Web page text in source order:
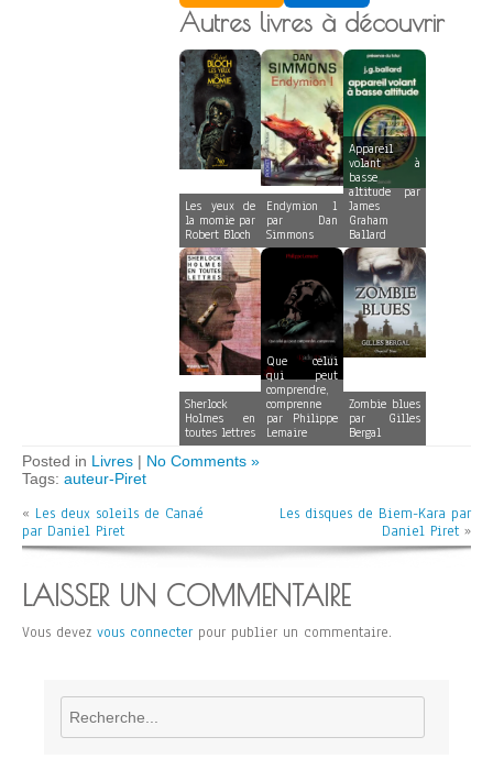
Autres livres à découvrir
Les yeux de
la momie par
Robert Bloch
Endymion 1
par Dan
Simmons
Appareil
volant à
basse
altitude par
James
Graham
Ballard
Sherlock
Holmes en
toutes lettres
Que celui
qui peut
comprendre,
comprenne
par Philippe
Lemaire
Zombie blues
par Gilles
Bergal
Posted in Livres | No Comments »
Tags: auteur-Piret
« Les deux soleils de Canaé
par Daniel Piret
Les disques de Biem-Kara par
Daniel Piret »
LAISSER UN COMMENTAIRE
Vous devez vous connecter pour publier un commentaire.
Rechercher